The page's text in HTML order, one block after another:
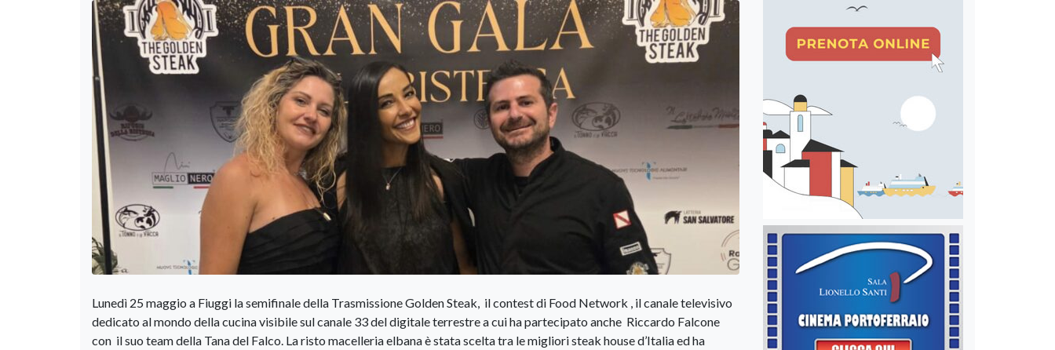
Lunedì 25 maggio a Fiuggi la semifinale della Trasmissione Golden Steak, il contest di Food Network , il canale televisivo
dedicato al mondo della cucina visibile sul canale 33 del digitale terrestre a cui ha partecipato anche Riccardo Falcone
con il suo team della Tana del Falco. La risto macelleria elbana è stata scelta tra le migliori steak house d’Italia ed ha